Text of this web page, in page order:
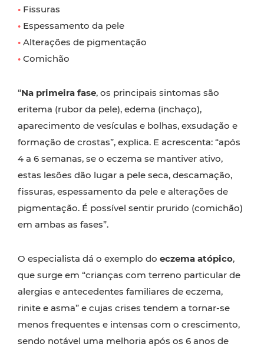
• Fissuras
• Espessamento da pele
• Alterações de pigmentação
• Comichão
“Na primeira fase, os principais sintomas são
eritema (rubor da pele), edema (inchaço),
aparecimento de vesículas e bolhas, exsudação e
formação de crostas”, explica. E acrescenta: “após
4 a 6 semanas, se o eczema se mantiver ativo,
estas lesões dão lugar a pele seca, descamação,
fissuras, espessamento da pele e alterações de
pigmentação. É possível sentir prurido (comichão)
em ambas as fases”.
O especialista dá o exemplo do eczema atópico,
que surge em “crianças com terreno particular de
alergias e antecedentes familiares de eczema,
rinite e asma” e cujas crises tendem a tornar-se
menos frequentes e intensas com o crescimento,
sendo notável uma melhoria após os 6 anos de